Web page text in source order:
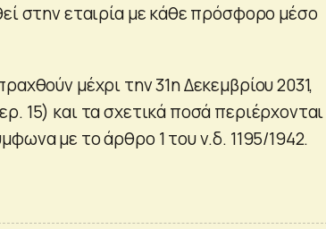
στην εταιρία με κάθε πρόσφορο μέσο
μέχρι την 31η Δεκεμβρίου 2031,
15) και τα σχετικά ποσά περιέρχονται
με το άρθρο 1 του ν.δ. 1195/1942.